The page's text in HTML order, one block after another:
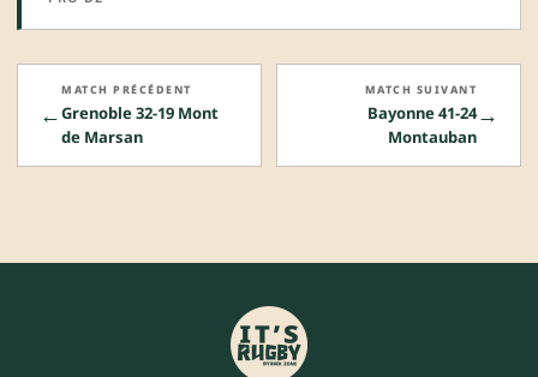
←
MATCH PRÉCÉDENT
Grenoble 32-19 Mont
de Marsan
→
MATCH SUIVANT
Bayonne 41-24
Montauban